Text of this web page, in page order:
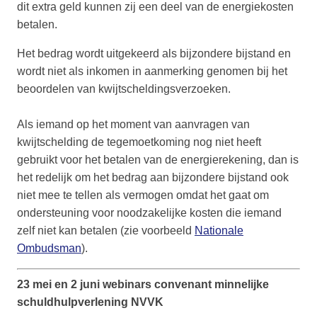
dit extra geld kunnen zij een deel van de energiekosten
betalen.
Het bedrag wordt uitgekeerd als bijzondere bijstand en
wordt niet als inkomen in aanmerking genomen bij het
beoordelen van kwijtscheldingsverzoeken.
Als iemand op het moment van aanvragen van
kwijtschelding de tegemoetkoming nog niet heeft
gebruikt voor het betalen van de energierekening, dan is
het redelijk om het bedrag aan bijzondere bijstand ook
niet mee te tellen als vermogen omdat het gaat om
ondersteuning voor noodzakelijke kosten die iemand
zelf niet kan betalen (zie voorbeeld Nationale
Ombudsman).
23 mei en 2 juni webinars convenant minnelijke
schuldhulpverlening NVVK